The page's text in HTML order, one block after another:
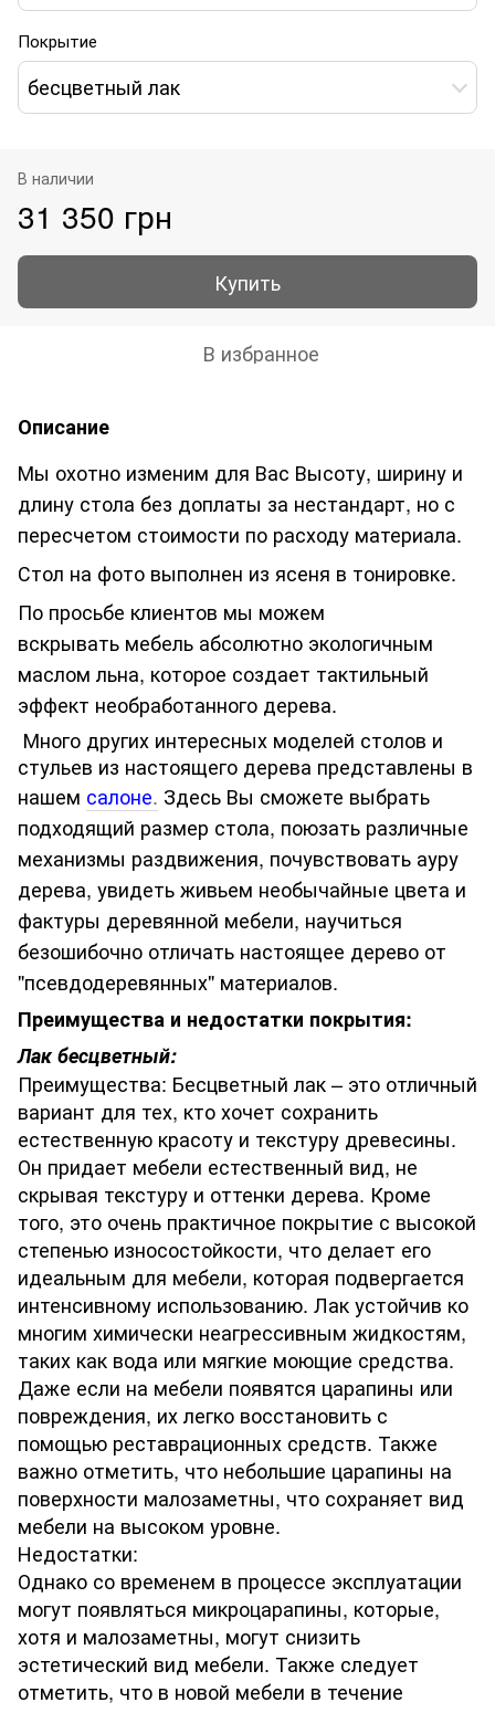
Покрытие
бесцветный лак
В наличии
31 350 грн
Купить
В избранное
Описание
Мы охотно изменим для Вас Высоту, ширину и
длину стола без доплаты за нестандарт, но с
пересчетом стоимости по расходу материала.
Стол на фото выполнен из ясеня в тонировке.
По просьбе клиентов мы можем
вскрывать мебель абсолютно экологичным
маслом льна, которое создает тактильный
эффект необработанного дерева.
Много других интересных моделей столов и
стульев из настоящего дерева представлены в
нашем салоне. Здесь Вы сможете выбрать
подходящий размер стола, поюзать различные
механизмы раздвижения, почувствовать ауру
дерева, увидеть живьем необычайные цвета и
фактуры деревянной мебели, научиться
безошибочно отличать настоящее дерево от
"псевдодеревянных" материалов.
Преимущества и недостатки покрытия:
Лак бесцветный:
Преимущества: Бесцветный лак – это отличный
вариант для тех, кто хочет сохранить
естественную красоту и текстуру древесины.
Он придает мебели естественный вид, не
скрывая текстуру и оттенки дерева. Кроме
того, это очень практичное покрытие с высокой
степенью износостойкости, что делает его
идеальным для мебели, которая подвергается
интенсивному использованию. Лак устойчив ко
многим химически неагрессивным жидкостям,
таких как вода или мягкие моющие средства.
Даже если на мебели появятся царапины или
повреждения, их легко восстановить с
помощью реставрационных средств. Также
важно отметить, что небольшие царапины на
поверхности малозаметны, что сохраняет вид
мебели на высоком уровне.
Недостатки:
Однако со временем в процессе эксплуатации
могут появляться микроцарапины, которые,
хотя и малозаметны, могут снизить
эстетический вид мебели. Также следует
отметить, что в новой мебели в течение